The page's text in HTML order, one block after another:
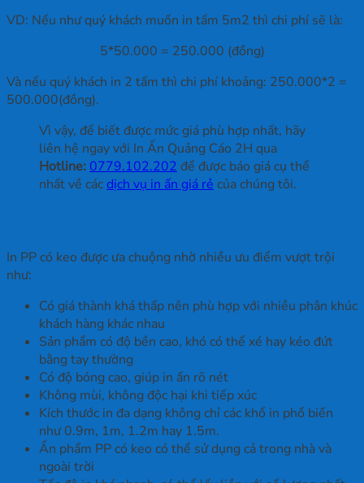
VD: Nếu như quý khách muốn in tấm 5m2 thì chi phí sẽ là:
5*50.000 = 250.000 (đồng)
Và nếu quý khách in 2 tấm thì chi phí khoảng: 250.000*2 =
500.000(đồng).
Vì vậy, để biết được mức giá phù hợp nhất, hãy
liên hệ ngay với In Ấn Quảng Cáo 2H qua
Hotline:0779.102.202để được báo giá cụ thể
nhất về cácdịch vụ in ấn giá rẻcủa chúng tôi.
In PP có keo được ưa chuộng nhờ nhiều ưu điểm vượt trội
như:
Có giá thành khá thấp nên phù hợp với nhiều phân khúc
khách hàng khác nhau
Sản phẩm có độ bền cao, khó có thể xé hay kéo đứt
bằng tay thường
Có độ bóng cao, giúp in ấn rõ nét
Không mùi, không độc hại khi tiếp xúc
Kích thước in đa dạng không chỉ các khổ in phổ biến
như 0.9m, 1m, 1.2m hay 1.5m.
Ấn phẩm PP có keo có thể sử dụng cả trong nhà và
ngoài trời